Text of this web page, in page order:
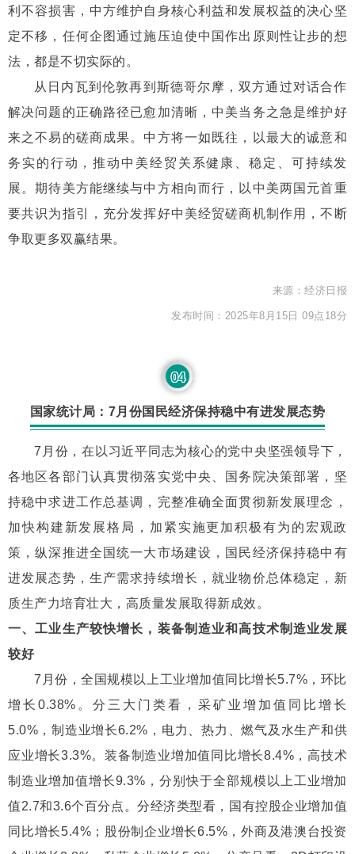
利不容损害，中方维护自身核心利益和发展权益的决心坚
定不移，任何企图通过施压迫使中国作出原则性让步的想
法，都是不切实际的。
从日内瓦到伦敦再到斯德哥尔摩，双方通过对话合作
解决问题的正确路径已愈加清晰，中美当务之急是维护好
来之不易的磋商成果。中方将一如既往，以最大的诚意和
务实的行动，推动中美经贸关系健康、稳定、可持续发
展。期待美方能继续与中方相向而行，以中美两国元首重
要共识为指引，充分发挥好中美经贸磋商机制作用，不断
争取更多双赢结果。
来源：经济日报
发布时间：2025年8月15日 09点18分
04
国家统计局：7月份国民经济保持稳中有进发展态势
7月份，在以习近平同志为核心的党中央坚强领导下，
各地区各部门认真贯彻落实党中央、国务院决策部署，坚
持稳中求进工作总基调，完整准确全面贯彻新发展理念，
加快构建新发展格局，加紧实施更加积极有为的宏观政
策，纵深推进全国统一大市场建设，国民经济保持稳中有
进发展态势，生产需求持续增长，就业物价总体稳定，新
质生产力培育壮大，高质量发展取得新成效。
一、工业生产较快增长，装备制造业和高技术制造业发展
较好
7月份，全国规模以上工业增加值同比增长5.7%，环比
增长0.38%。分三大门类看，采矿业增加值同比增长
5.0%，制造业增长6.2%，电力、热力、燃气及水生产和供
应业增长3.3%。装备制造业增加值同比增长8.4%，高技术
制造业增加值增长9.3%，分别快于全部规模以上工业增加
值2.7和3.6个百分点。分经济类型看，国有控股企业增加值
同比增长5.4%；股份制企业增长6.5%，外商及港澳台投资